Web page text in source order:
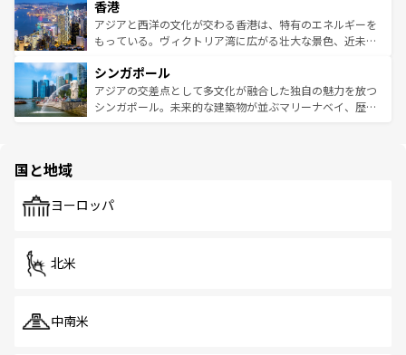
とつ。フォーやバインミー、ベトナムコーヒーなどは、ぜ
ひ現地で味わいたい。どの地域を訪れてもあたたかい人々
が旅行者を迎えてくれるので、きっと忘れられない旅にな
参照してほしい。
の活気が交差している。北部ではチェンマイなどの山岳地
帯で自然と触れ合い、南部ではプーケットやクラビの美し
いビーチでリゾート気分を楽しむことができる。タイ料理
激する。気候は一年中温暖で、どの季節にも異なる楽しみ
が待っている。親しみやすいタイの人々、仏教を中心とし
た文化、そして多様な観光資源が、訪れる旅人を魅了し続
香港
アジアと西洋の文化が交わる香港は、特有のエネルギーを
もっている。ヴィクトリア湾に広がる壮大な景色、近未来
み、どこを訪れても感動するはず。観光スポットが密集し
ており、効率よく見どころを回れるのも魅力。息をのむよ
うな絶景から文化的な体験まで、香港を存分に楽しみ尽く
シンガポール
アジアの交差点として多文化が融合した独自の魅力を放つ
シンガポール。未来的な建築物が並ぶマリーナベイ、歴史
で、ホーカーズは地元の風情を楽しめる外せないスポット
国と地域
ヨーロッパ
北米
中南米